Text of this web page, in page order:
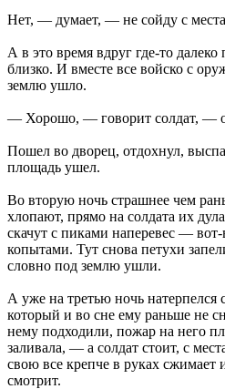
Нет, — думает, — не сойду с
А в это время вдруг где-то далеко
близко. И вместе все войско с
землю ушло.
— Хорошо, — говорит солдат, —
Пошел во дворец, отдохнул,
площадь ушел.
Во вторую ночь страшнее чем
хлопают, прямо на солдата их
скачут с пиками наперевес — вот-
копытами. Тут снова петухи
словно под землю ушли.
А уже на третью ночь натерпелся
который и во сне ему раньше не
нему подходили, пожар на него
заливала, — а солдат стоит, с
свою все крепче в руках
смотрит.